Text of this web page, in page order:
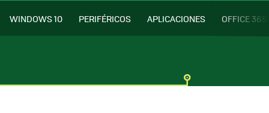
WINDOWS 10 PERIFÉRICOS APLICACIONES OFFICE 365